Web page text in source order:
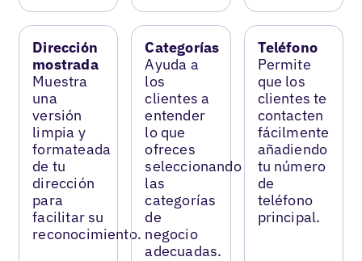
Dirección
mostrada
Muestra
una
versión
limpia y
formateada
de tu
dirección
para
facilitar su
reconocimiento.
Categorías
Ayuda a
los
clientes a
entender
lo que
ofreces
seleccionando
las
categorías
de
negocio
adecuadas.
Teléfono
Permite
que los
clientes te
contacten
fácilmente
añadiendo
tu número
de
teléfono
principal.